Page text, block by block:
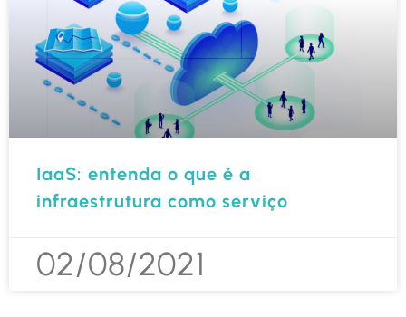
IaaS: entenda o que é a
infraestrutura como serviço
02/08/2021